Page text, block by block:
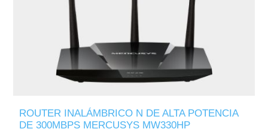
ROUTER INALÁMBRICO N DE ALTA POTENCIA
DE 300MBPS MERCUSYS MW330HP